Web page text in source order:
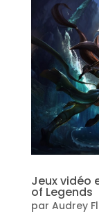
Jeux vidéo
of Legends
par Audrey